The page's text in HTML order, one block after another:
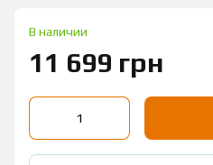
В наличии
11 699 грн